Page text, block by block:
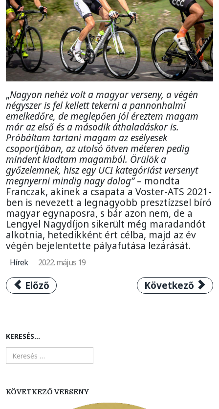
„Nagyon nehéz volt a magyar verseny, a végén
négyszer is fel kellett tekerni a pannonhalmi
emelkedőre, de meglepően jól éreztem magam
már az első és a második áthaladáskor is.
Próbáltam tartani magam az esélyesek
csoportjában, az utolsó ötven méteren pedig
mindent kiadtam magamból. Örülök a
győzelemnek, hisz egy UCI kategóriást versenyt
megnyerni mindig nagy dolog”– mondta
Franczak, akinek a csapata a Voster-ATS 2021-
ben is nevezett a legnagyobb presztízzsel bíró
magyar egynaposra, s bár azon nem, de a
Lengyel Nagydíjon sikerült még maradandót
alkotnia, hetedikként ért célba, majd az év
végén bejelentette pályafutása lezárását.
Hírek 2022. május 19
Előző cikk: 2019-ben V4 Ladies Series
Előző Következő
Következő
KERESÉS...
KÖVETKEZŐ VERSENY